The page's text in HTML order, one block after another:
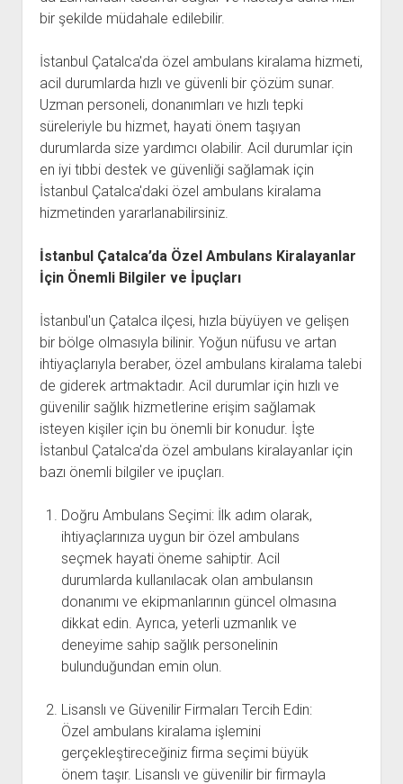
bir şekilde müdahale edilebilir.
İstanbul Çatalca'da özel ambulans kiralama hizmeti,
acil durumlarda hızlı ve güvenli bir çözüm sunar.
Uzman personeli, donanımları ve hızlı tepki
süreleriyle bu hizmet, hayati önem taşıyan
durumlarda size yardımcı olabilir. Acil durumlar için
en iyi tıbbi destek ve güvenliği sağlamak için
İstanbul Çatalca'daki özel ambulans kiralama
hizmetinden yararlanabilirsiniz.
İstanbul Çatalca’da Özel Ambulans Kiralayanlar
İçin Önemli Bilgiler ve İpuçları
İstanbul'un Çatalca ilçesi, hızla büyüyen ve gelişen
bir bölge olmasıyla bilinir. Yoğun nüfusu ve artan
ihtiyaçlarıyla beraber, özel ambulans kiralama talebi
de giderek artmaktadır. Acil durumlar için hızlı ve
güvenilir sağlık hizmetlerine erişim sağlamak
isteyen kişiler için bu önemli bir konudur. İşte
İstanbul Çatalca'da özel ambulans kiralayanlar için
bazı önemli bilgiler ve ipuçları.
Doğru Ambulans Seçimi: İlk adım olarak,
ihtiyaçlarınıza uygun bir özel ambulans
seçmek hayati öneme sahiptir. Acil
durumlarda kullanılacak olan ambulansın
donanımı ve ekipmanlarının güncel olmasına
dikkat edin. Ayrıca, yeterli uzmanlık ve
deneyime sahip sağlık personelinin
bulunduğundan emin olun.
Lisanslı ve Güvenilir Firmaları Tercih Edin:
Özel ambulans kiralama işlemini
gerçekleştireceğiniz firma seçimi büyük
önem taşır. Lisanslı ve güvenilir bir firmayla